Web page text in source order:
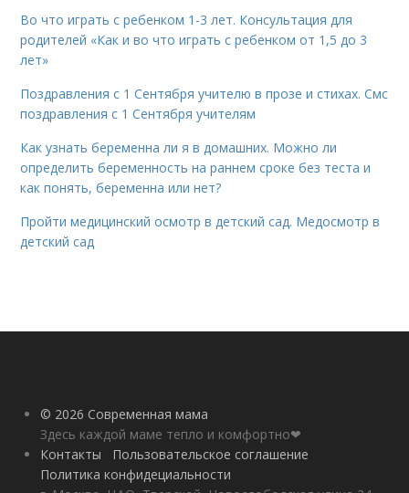
Во что играть с ребенком 1-3 лет. Консультация для
родителей «Как и во что играть с ребенком от 1,5 до 3
лет»
Поздравления с 1 Сентября учителю в прозе и стихах. Смс
поздравления с 1 Сентября учителям
Как узнать беременна ли я в домашних. Можно ли
определить беременность на раннем сроке без теста и
как понять, беременна или нет?
Пройти медицинский осмотр в детский сад. Медосмотр в
детский сад
© 2026 Современная мама
Здесь каждой маме тепло и комфортно❤
Контакты
Пользовательское соглашение
Политика конфидециальности